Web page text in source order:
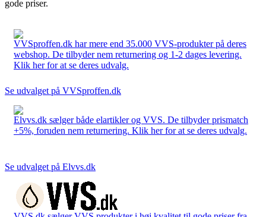
gode priser.
VVSproffen.dk har mere end 35.000 VVS-produkter på deres
webshop. De tilbyder nem returnering og 1-2 dages levering.
Klik her for at se deres udvalg.
Se udvalget på VVSproffen.dk
Elvvs.dk sælger både elartikler og VVS. De tilbyder prismatch
+5%, foruden nem returnering. Klik her for at se deres udvalg.
Se udvalget på Elvvs.dk